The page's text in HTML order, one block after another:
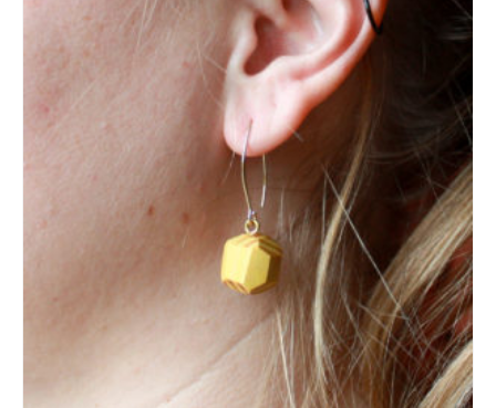
plusieurs
variations.
Les
options
peuvent
être
choisies
sur
la
page
du
produit